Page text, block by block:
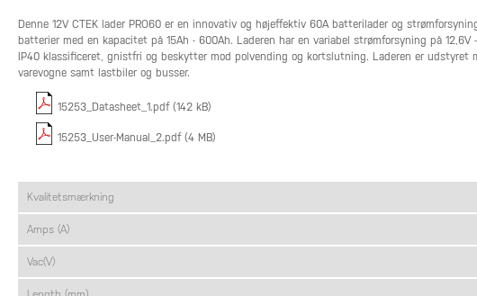
Denne 12V CTEK lader PRO60 er en innovativ og højeffektiv 60A batterilader og
batterier med en kapacitet på 15Ah - 600Ah. Laderen har en variabel strømforsyning på
IP40 klassificeret, gnistfri og beskytter mod polvending og kortslutning. Laderen er
varevogne samt lastbiler og busser.
15253_Datasheet_1.pdf (142 kB)
15253_User-Manual_2.pdf (4 MB)
Kvalitetsmærkning
Amps (A)
Vac(V)